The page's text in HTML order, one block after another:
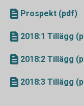
Prospekt (pdf)
2018:1 Tillägg
2018:2 Tillägg
2018:3 Tillägg